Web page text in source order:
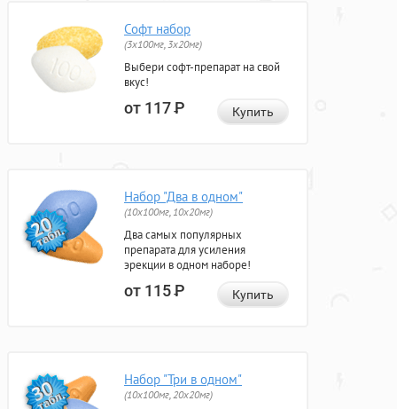
Софт набор
(3x100мг, 3x20мг)
Выбери софт-препарат на свой
вкус!
от 117Р Купить
Набор "Два в одном"
(10x100мг, 10x20мг)
Два самых популярных
препарата для усиления
эрекции в одном наборе!
от 115Р Купить
Набор "Три в одном"
(10x100мг, 20x20мг)